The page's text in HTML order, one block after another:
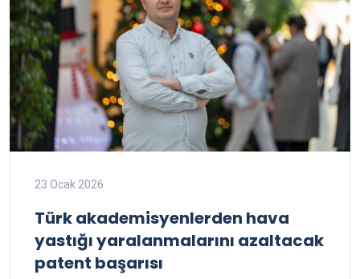
23 Ocak 2026
Türk akademisyenlerden hava
yastığı yaralanmalarını azaltacak
patent başarısı